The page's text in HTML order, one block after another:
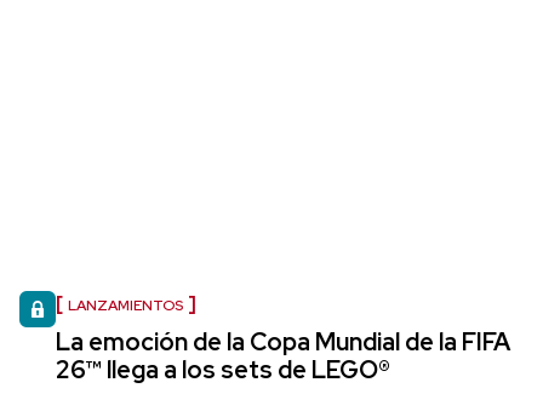
LANZAMIENTOS
La emoción de la Copa Mundial de la FIFA
26™ llega a los sets de LEGO®